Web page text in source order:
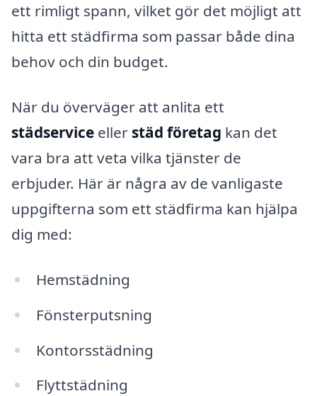
ett rimligt spann, vilket gör det möjligt att
hitta ett städfirma som passar både dina
behov och din budget.
När du överväger att anlita ett
städservice eller städ företag kan det
vara bra att veta vilka tjänster de
erbjuder. Här är några av de vanligaste
uppgifterna som ett städfirma kan hjälpa
dig med:
Hemstädning
Fönsterputsning
Kontorsstädning
Flyttstädning